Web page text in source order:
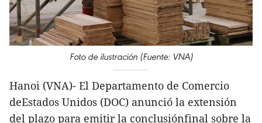
Foto de ilustración (Fuente: VNA)
Hanoi (VNA)- El Departamento de Comercio
deEstados Unidos (DOC) anunció la extensión
del plazo para emitir la conclusiónfinal sobre la